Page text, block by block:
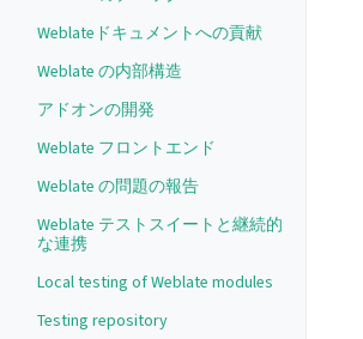
Weblateドキュメントへの貢献
Weblate の内部構造
アドオンの開発
Weblate フロントエンド
Weblate の問題の報告
Weblate テストスイートと継続的
な連携
Local testing of Weblate modules
Testing repository